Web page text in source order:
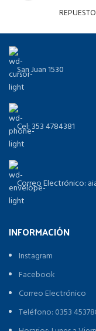
San Juan 1530
Cel: 353 4784381
Correo Electrónico:
INFORMACIÓN
Instagram
Facebook
Correo Electrónico
Teléfono: 0353